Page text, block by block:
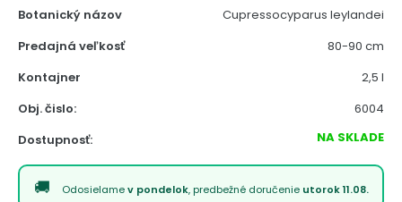
Botanický názov
Cupressocyparus leylandei
Predajná veľkosť
80-90 cm
Kontajner
2,5 l
Obj. čislo:
6004
Dostupnosť:
NA SKLADE
Odosielamev pondelok, predbežné doručenie utorok 11.08.